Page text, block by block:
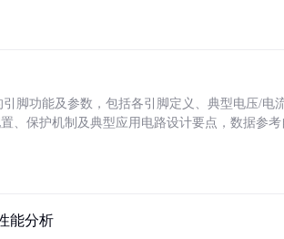
引脚功能及参数，包括各引脚定义、典型电压/
、保护机制及典型应用电路设计要点，数据参
能分析